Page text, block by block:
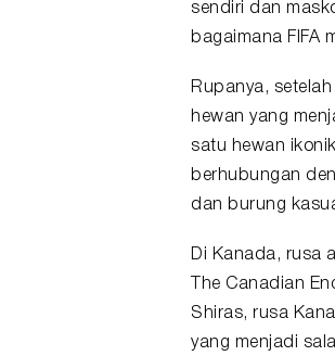
sendiri dan
bagaimana FIFA
Rupanya,
hewan yang
satu hewan
berhubungan
dan burung
Di Kanada, rusa
The Canadian
Shiras, rusa
yang menjadi